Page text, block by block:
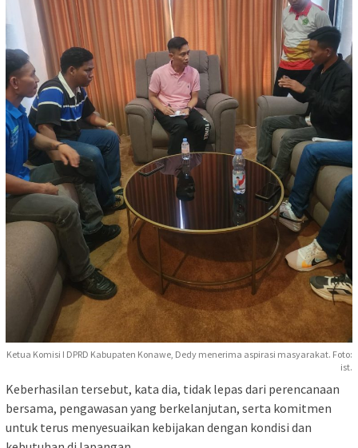
Ketua Komisi I DPRD Kabupaten Konawe, Dedy menerima aspirasi masyarakat. Foto:
ist.
‎Keberhasilan tersebut, kata dia, tidak lepas dari perencanaan
bersama, pengawasan yang berkelanjutan, serta komitmen
untuk terus menyesuaikan kebijakan dengan kondisi dan